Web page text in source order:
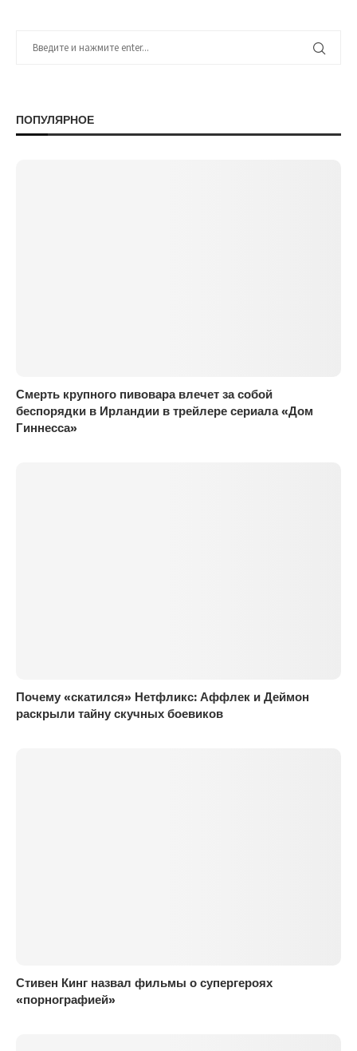
ПОПУЛЯРНОЕ
Смерть крупного пивовара влечет за собой
беспорядки в Ирландии в трейлере сериала «Дом
Гиннесса»
Почему «скатился» Нетфликс: Аффлек и Деймон
раскрыли тайну скучных боевиков
Стивен Кинг назвал фильмы о супергероях
«порнографией»